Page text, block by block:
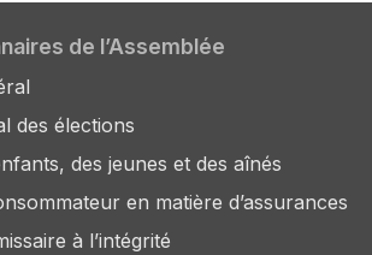
de l’Assemblée
des élections
des jeunes et des aînés
en matière d’assurances
à l’intégrité